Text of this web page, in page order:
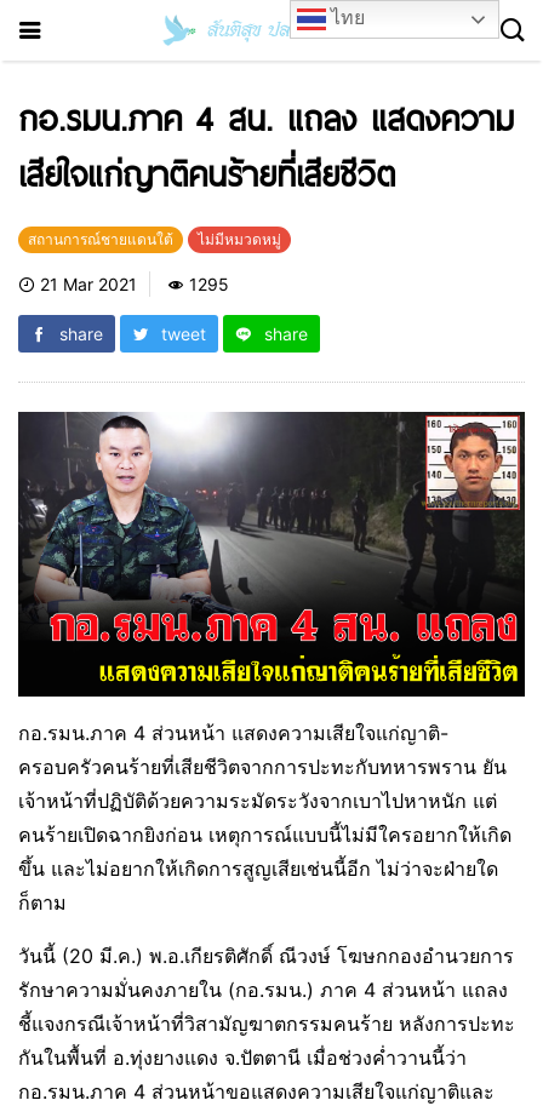
กอ.รมน.ภาค 4 สน. แถลง แสดงความ
เสียใจแก่ญาติคนร้ายที่เสียชีวิต
สถานการณ์ชายแดนใต้ ไม่มีหมวดหมู่
21 Mar 2021 1295
share tweet share
กอ.รมน.ภาค 4 ส่วนหน้า แสดงความเสียใจแก่ญาติ-
ครอบครัวคนร้ายที่เสียชีวิตจากการปะทะกับทหารพราน ยัน
เจ้าหน้าที่ปฏิบัติด้วยความระมัดระวังจากเบาไปหาหนัก แต่
คนร้ายเปิดฉากยิงก่อน เหตุการณ์แบบนี้ไม่มีใครอยากให้เกิด
ขึ้น และไม่อยากให้เกิดการสูญเสียเช่นนี้อีก ไม่ว่าจะฝ่ายใด
ก็ตาม
วันนี้ (20 มี.ค.) พ.อ.เกียรติศักดิ์ ณีวงษ์ โฆษกกองอำนวยการ
รักษาความมั่นคงภายใน (กอ.รมน.) ภาค 4 ส่วนหน้า แถลง
ชี้แจงกรณีเจ้าหน้าที่วิสามัญฆาตกรรมคนร้าย หลังการปะทะ
กันในพื้นที่ อ.ทุ่งยางแดง จ.ปัตตานี เมื่อช่วงค่ำวานนี้ว่า
กอ.รมน.ภาค 4 ส่วนหน้าขอแสดงความเสียใจแก่ญาติและ
ไทย